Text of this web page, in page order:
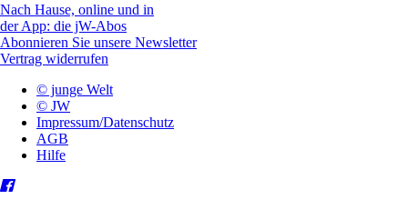
Nach Hause, online und in
der App: die jW-Abos
Abonnieren Sie unsere Newsletter
Vertrag widerrufen
© junge Welt
© JW
Impressum/Datenschutz
AGB
Hilfe